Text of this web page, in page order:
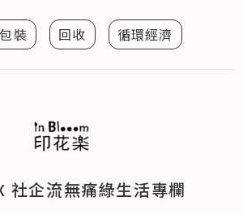
裝 回收 循環經濟
社企流無痛綠生活專欄